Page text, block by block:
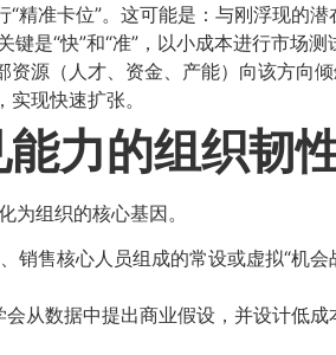
“精准卡位”。这可能是：与刚浮现的
是“快”和“准”，以小成本进行市场测
资源（人才、资金、产能）向该方向
现快速扩张。
力的组织韧
为组织的核心基因。
销售核心人员组成的常设或虚拟“机
从数据中提出商业假设，并设计低